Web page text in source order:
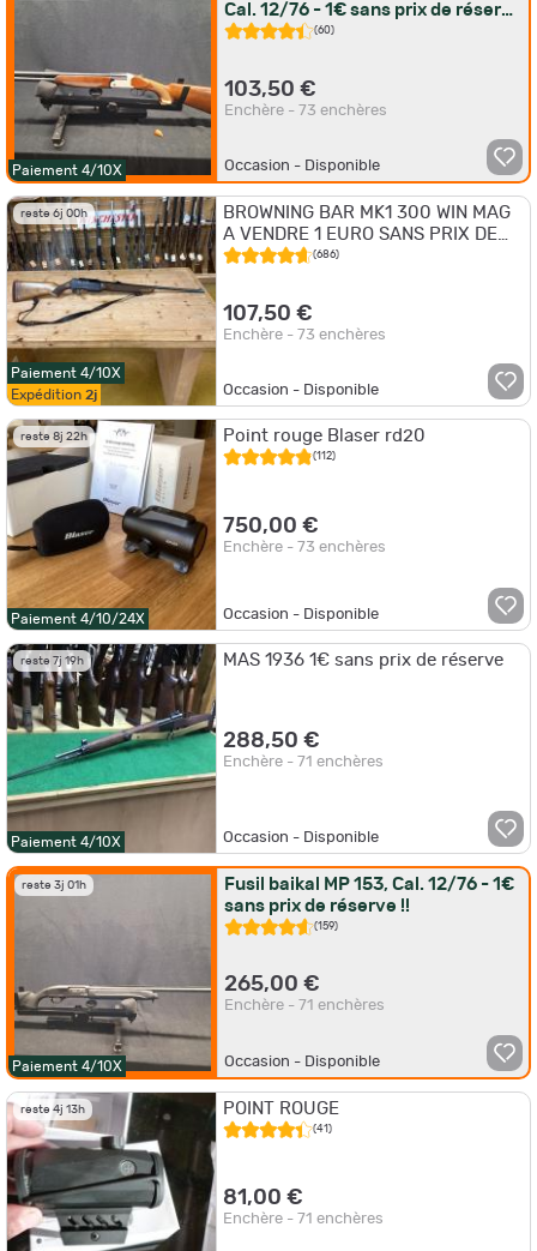
Paiement 4/10X
Cal. 12/76 - 1€ sans prix de réserve
!!
(60)
103,50 €
Enchère - 73 enchères
Occasion - Disponible
reste 6j 00h
Paiement 4/10X
Expédition 2j
BROWNING BAR MK1 300 WIN MAG
A VENDRE 1 EURO SANS PRIX DE
RESERVE!!!!!!!
(686)
107,50 €
Enchère - 73 enchères
Occasion - Disponible
reste 8j 22h
Paiement 4/10/24X
Point rouge Blaser rd20
(112)
750,00 €
Enchère - 73 enchères
Occasion - Disponible
reste 7j 19h
Paiement 4/10X
MAS 1936 1€ sans prix de réserve
288,50 €
Enchère - 71 enchères
Occasion - Disponible
reste 3j 01h
Paiement 4/10X
Fusil baikal MP 153, Cal. 12/76 - 1€
sans prix de réserve !!
(159)
265,00 €
Enchère - 71 enchères
Occasion - Disponible
reste 4j 13h POINT ROUGE
(41)
81,00 €
Enchère - 71 enchères